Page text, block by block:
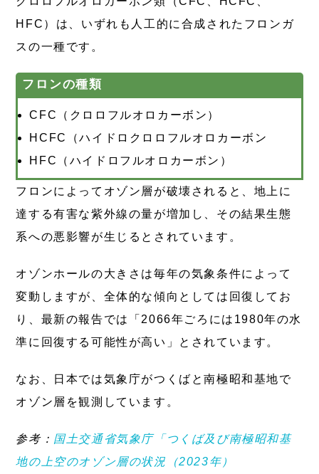
HFC）は、いずれも人工的に合成されたフロンガ
スの一種です。
フロンの種類
CFC（クロロフルオロカーボン）
HCFC（ハイドロクロロフルオロカーボン
HFC（ハイドロフルオロカーボン）
フロンによってオゾン層が破壊されると、地上に
達する有害な紫外線の量が増加し、その結果生態
系への悪影響が生じるとされています。
オゾンホールの大きさは毎年の気象条件によって
変動しますが、全体的な傾向としては回復してお
り、最新の報告では「2066年ごろには1980年の水
準に回復する可能性が高い」とされています。
なお、日本では気象庁がつくばと南極昭和基地で
オゾン層を観測しています。
参考： 国土交通省気象庁「つくば及び南極昭和基
地の上空のオゾン層の状況（2023年）